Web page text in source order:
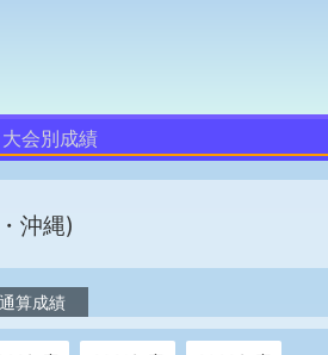
大会別成績
沖縄)
通算成績